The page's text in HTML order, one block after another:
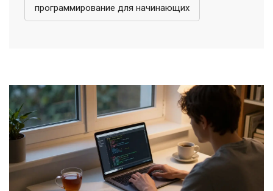
программирование для начинающих